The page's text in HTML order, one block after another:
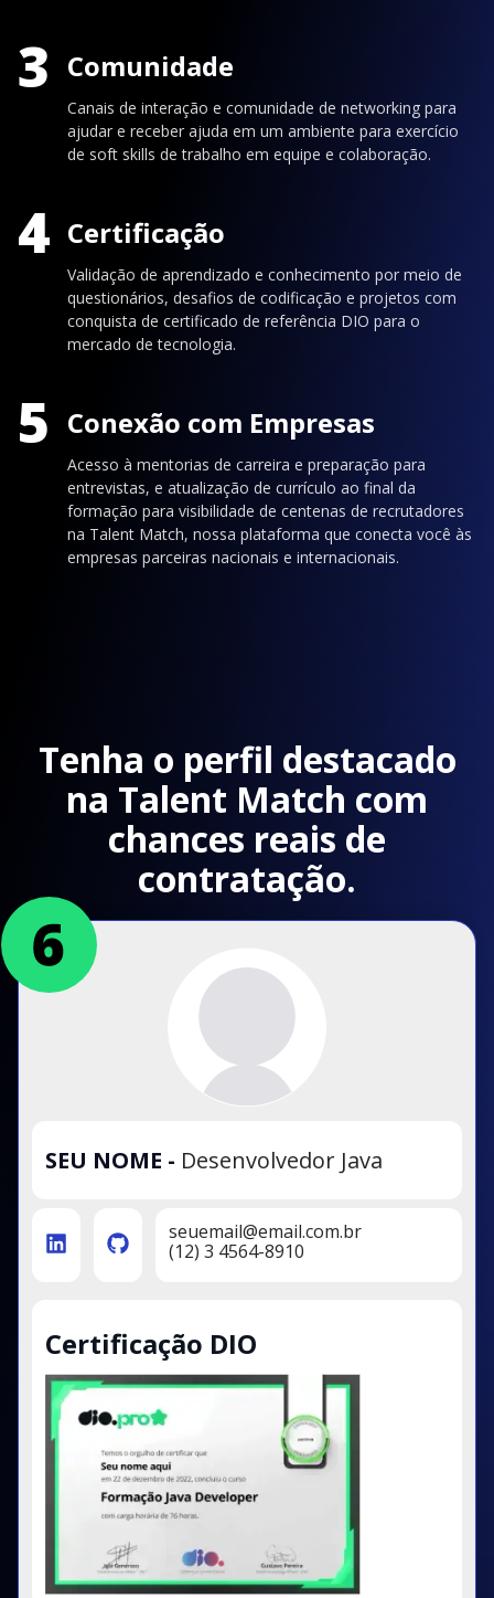
3 Comunidade
Canais de interação e comunidade de networking para
ajudar e receber ajuda em um ambiente para exercício
de soft skills de trabalho em equipe e colaboração.
4 Certificação
Validação de aprendizado e conhecimento por meio de
questionários, desafios de codificação e projetos com
conquista de certificado de referência DIO para o
mercado de tecnologia.
5 Conexão com Empresas
Acesso à mentorias de carreira e preparação para
entrevistas, e atualização de currículo ao final da
formação para visibilidade de centenas de recrutadores
na Talent Match, nossa plataforma que conecta você às
empresas parceiras nacionais e internacionais.
Tenha o perfil destacado
na Talent Match com
chances reais de
contratação.
SEU NOME - Desenvolvedor Java
seuemail@email.com.br
(12) 3 4564-8910
Certificação DIO